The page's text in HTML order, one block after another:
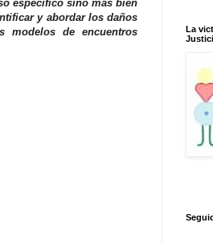
especifico sino más bien
y abordar los daños
modelos de encuentros
La